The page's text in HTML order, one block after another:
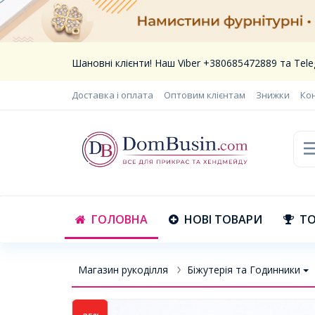
Шановні клієнти! Наш Viber +380685472889 та
Доставка і оплата Оптовим клієнтам Знижки
ГОЛОВНА НОВІ ТОВАРИ
Магазин рукоділля Біжутерія та Годинники